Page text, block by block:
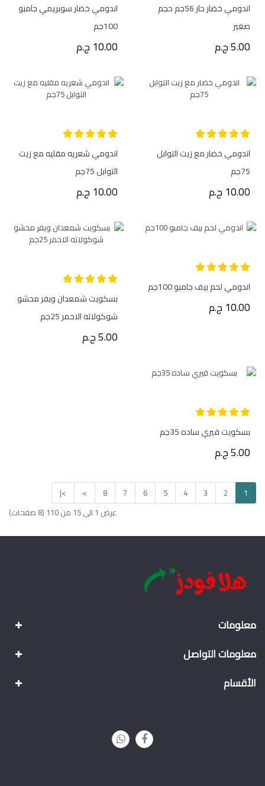
اندومي خضار حار 56جم حجم
صغير
5.00 ج.م
اندومي خضار سوبريمي جامبو
100جم
10.00 ج.م
اندومي خضار مع زيت التوابل
75جم
10.00 ج.م
اندومي شعريه مقليه مع زيت
التوابل 75جم
10.00 ج.م
اندومي لحم بيف جامبو 100جم
10.00 ج.م
بسكويت شمعدان ويفر محشو
شوكولاته الاحمر 25جم
5.00 ج.م
بسكويت فيري ساده 35جم
5.00 ج.م
1
2
3
4
5
6
7
8
>
>|
عرض 1 الى 15 من 110 (8 صفحات)
معلومات
معلومات التواصل
الأقسام